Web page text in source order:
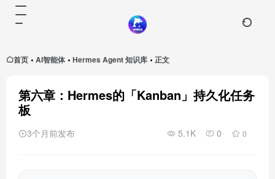
首页 • AI智能体 • Hermes Agent 知识库 • 正文
第六章：Hermes的「Kanban」持久化任务
板
3个月前发布 5.1K 0 0